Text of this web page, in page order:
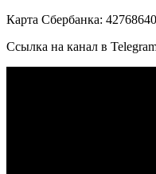
Карта Сбербанка:
Ссылка на канал в